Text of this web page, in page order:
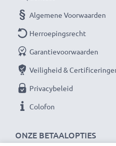
waar het bij hoogwaardige
Daarom verlenen wij een
ONZE BETAALOPTIES
Algemene Voorwaarden
Herroepingsrecht
Garantievoorwaarden
Veiligheid &
Privacybeleid
Colofon